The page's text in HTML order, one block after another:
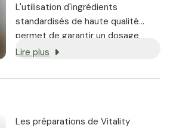
L'utilisation d'ingrédients
standardisés de haute qualité
permet de garantir un dosage
constant de nutriments
Lire plus
Les préparations de Vitality